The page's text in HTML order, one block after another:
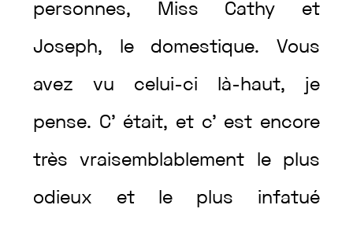
personnes, Miss Cathy et
Joseph, le domestique. Vous
avezvu celui-ci là-haut, je
pense. C’ était, et c’ est encore
trèsvraisemblablement le plus
odieux et le plus infatué